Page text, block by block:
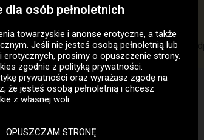
i kulturalnych panów na miłe spotkanie. nie
dla osób pełnoletnich
towarzyskie i anonse erotyczne, a także
Jeśli nie jesteś osobą pełnoletnią lub
prosimy o opuszczenie strony.
zgodnie z polityką prywatności.
prywatności oraz wyrażasz zgodę na
że jesteś osobą pełnoletnią i chcesz
z własnej woli.
OPUSZCZAM STRONĘ